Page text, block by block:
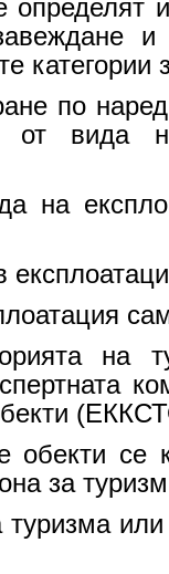
определят
категории
по
от вида
на
на
обекти се
за